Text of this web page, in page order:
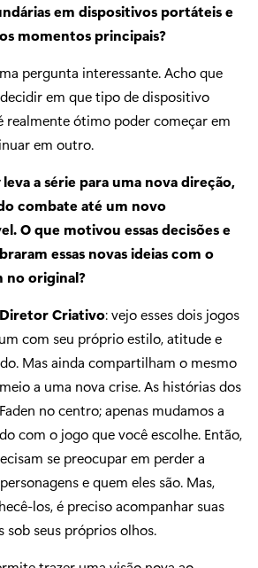
em dispositivos portáteis e
momentos principais?
pergunta interessante. Acho que
em que tipo de dispositivo
realmente ótimo poder começar em
em outro.
leva a série para uma nova direção,
combate até um novo
O que motivou essas decisões e
essas novas ideias com o
no original?
Criativo: vejo esses dois jogos
com seu próprio estilo, atitude e
Mas ainda compartilham o mesmo
a uma nova crise. As histórias dos
no centro; apenas mudamos a
com o jogo que você escolhe. Então,
se preocupar em perder a
e quem eles são. Mas,
los, é preciso acompanhar suas
sob seus próprios olhos.